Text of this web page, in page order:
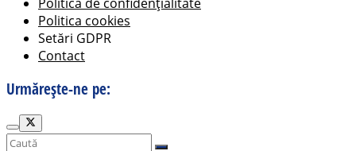
Politica cookies
Setări GDPR
Contact
Urmărește-ne pe: